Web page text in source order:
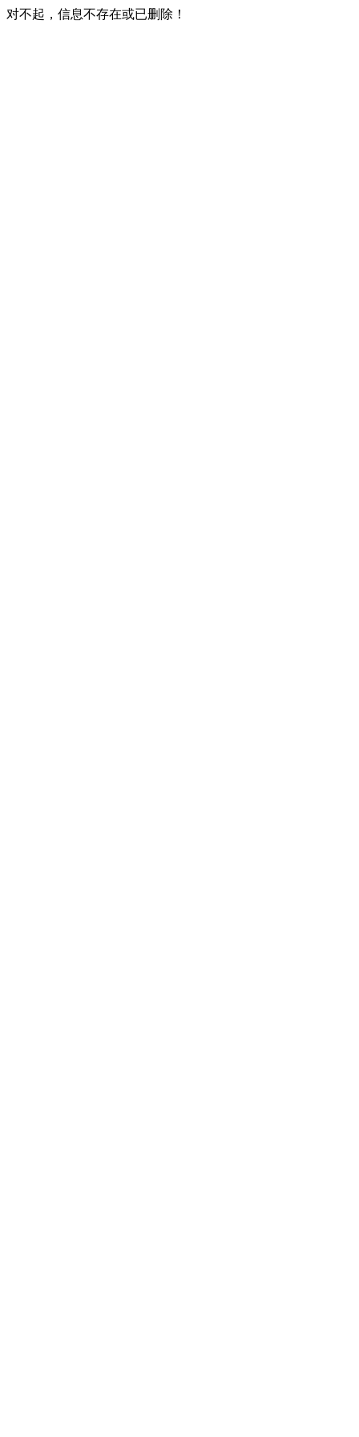
对不起，信息不存在或已删除！